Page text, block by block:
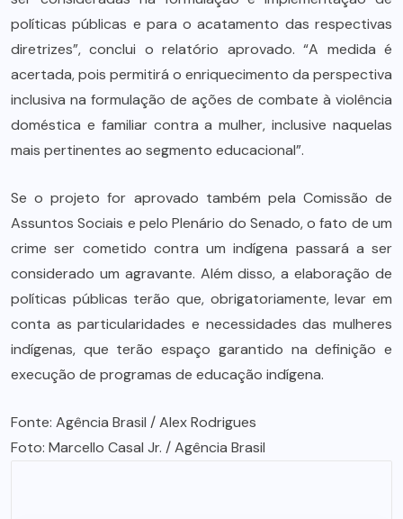
políticas públicas e para o acatamento das respectivas
diretrizes”, conclui o relatório aprovado. “A medida é
acertada, pois permitirá o enriquecimento da perspectiva
inclusiva na formulação de ações de combate à violência
doméstica e familiar contra a mulher, inclusive naquelas
mais pertinentes ao segmento educacional”.
Se o projeto for aprovado também pela Comissão de
Assuntos Sociais e pelo Plenário do Senado, o fato de um
crime ser cometido contra um indígena passará a ser
considerado um agravante. Além disso, a elaboração de
políticas públicas terão que, obrigatoriamente, levar em
conta as particularidades e necessidades das mulheres
indígenas, que terão espaço garantido na definição e
execução de programas de educação indígena.
Fonte: Agência Brasil / Alex Rodrigues
Foto: Marcello Casal Jr. / Agência Brasil